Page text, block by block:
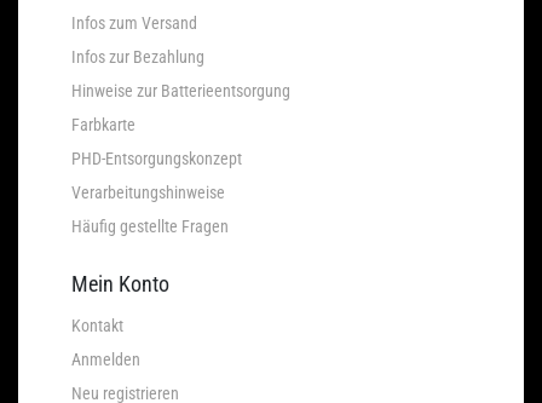
Infos zum Versand
Infos zur Bezahlung
Hinweise zur Batterieentsorgung
Farbkarte
PHD-Entsorgungskonzept
Verarbeitungshinweise
Häufig gestellte Fragen
Mein Konto
Kontakt
Anmelden
Neu registrieren